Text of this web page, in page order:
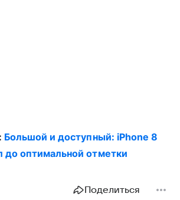
Большой и доступный: iPhone 8
до оптимальной отметки
Поделиться